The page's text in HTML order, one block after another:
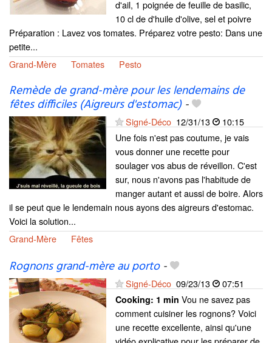
d'ail, 1 poignée de feuille de basilic,
10 cl de d'huile d'olive, sel et poivre
Préparation : Lavez vos tomates. Préparez votre pesto: Dans une
petite...
Grand-Mère
Tomates Pesto
Remède de grand-mère pour les lendemains de
fêtes difficiles (Aigreurs d'estomac)-
Signé-Déco 12/31/13
10:15
Une fois n'est pas coutume, je vais
vous donner une recette pour
soulager vos abus de réveillon. C'est
sur, nous n'avons pas l'habitude de
manger autant et aussi de boire. Alors
il se peut que le lendemain nous ayons des aigreurs d'estomac.
Voici la solution...
Grand-Mère
Fêtes
Rognons grand-mère au porto-
Signé-Déco 09/23/13 07:51
Cooking: 1 min Vou ne savez pas
comment cuisiner les rognons? Voici
une recette excellente, ainsi qu'une